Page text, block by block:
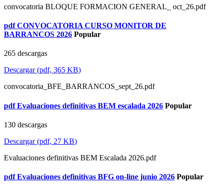
convocatoria BLOQUE FORMACION GENERAL_ oct_26.pdf
pdf CONVOCATORIA CURSO MONITOR DE
BARRANCOS 2026 Popular
265 descargas
Descargar(pdf, 365 KB)
convocatoria_BFE_BARRANCOS_sept_26.pdf
pdf Evaluaciones definitivas BEM escalada 2026 Popular
130 descargas
Descargar(pdf, 27 KB)
Evaluaciones definitivas BEM Escalada 2026.pdf
pdf Evaluaciones definitivas BFG on-line junio 2026 Popular